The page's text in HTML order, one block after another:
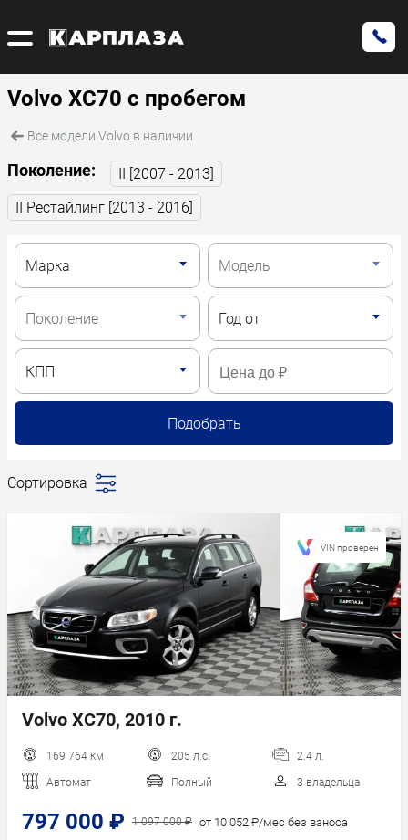
Volvo XC70 с пробегом
Все модели Volvo в наличии
Поколение:
II [2007 - 2013]
II Рестайлинг [2013 - 2016]
Сортировка
Сначала
Сначала
дороже
Пробег
Год новее
Год старше
Volvo XC70, 2010 г.
169 764 км 205 л.с. 2.4 л.
Автомат Полный 3 владельца
797 000 ₽ 1 097 000 ₽ от 10 052 ₽/мес без взноса
VIN проверен
Подобрать